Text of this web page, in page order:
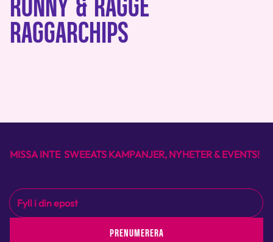
RAGGARCHIPS
MISSA INTE SWEEATS KAMPANJER, NYHETER & EVENTS!
PRENUMERERA